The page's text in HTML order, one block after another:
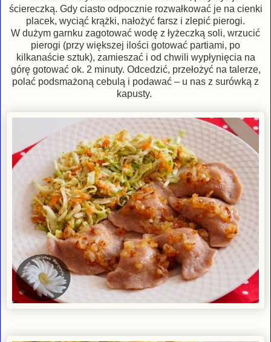
ściereczką. Gdy ciasto odpocznie rozwałkować je na cienki
placek, wyciąć krążki, nałożyć farsz i zlepić pierogi.
W dużym garnku zagotować wodę z łyżeczką soli, wrzucić
pierogi (przy większej ilości gotować partiami, po
kilkanaście sztuk), zamieszać i od chwili wypłynięcia na
górę gotować ok. 2 minuty. Odcedzić, przełożyć na talerze,
polać podsmażoną cebulą i podawać – u nas z surówką z
kapusty.